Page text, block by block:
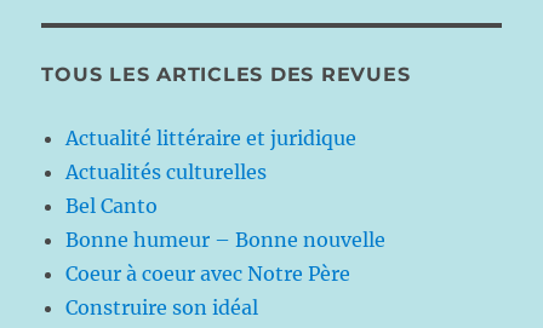
TOUS LES ARTICLES DES REVUES
Actualité littéraire et juridique
Actualités culturelles
Bel Canto
Bonne humeur – Bonne nouvelle
Coeur à coeur avec Notre Père
Construire son idéal